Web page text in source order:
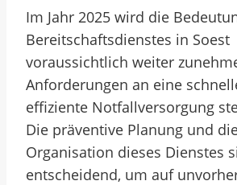
Im Jahr 2025 wird die
Bereitschaftsdienstes in Soest
voraussichtlich weiter
Anforderungen an eine
effiziente Notfallversorgung
Die präventive Planung und
Organisation dieses Dienstes
entscheidend, um auf